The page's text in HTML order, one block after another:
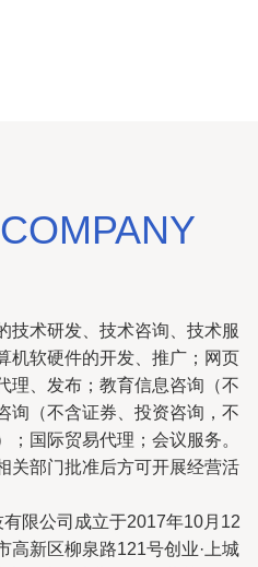
技术研发、技术咨询、技术服
机软硬件的开发、推广；网页
理、发布；教育信息咨询（不
询（不含证券、投资咨询，不
国际贸易代理；会议服务。
关部门批准后方可开展经营活
限公司成立于2017年10月12
高新区柳泉路121号创业·上城